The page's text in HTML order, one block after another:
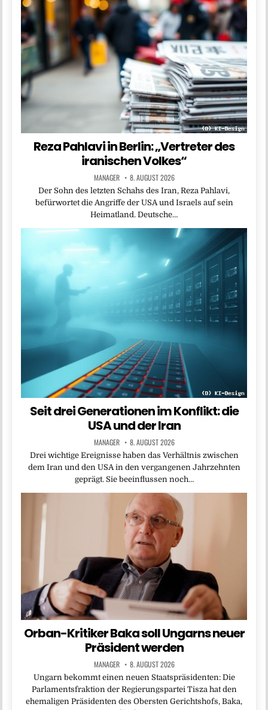
Reza Pahlavi in Berlin: „Vertreter des
iranischen Volkes“
MANAGER 8. AUGUST 2026
Der Sohn des letzten Schahs des Iran, Reza Pahlavi,
befürwortet die Angriffe der USA und Israels auf sein
Heimatland. Deutsche…
Seit drei Generationen im Konflikt: die
USA und der Iran
MANAGER 8. AUGUST 2026
Drei wichtige Ereignisse haben das Verhältnis zwischen
dem Iran und den USA in den vergangenen Jahrzehnten
geprägt. Sie beeinflussen noch…
Orban-Kritiker Baka soll Ungarns neuer
Präsident werden
MANAGER 8. AUGUST 2026
Ungarn bekommt einen neuen Staatspräsidenten: Die
Parlamentsfraktion der Regierungspartei Tisza hat den
ehemaligen Präsidenten des Obersten Gerichtshofs, Baka,